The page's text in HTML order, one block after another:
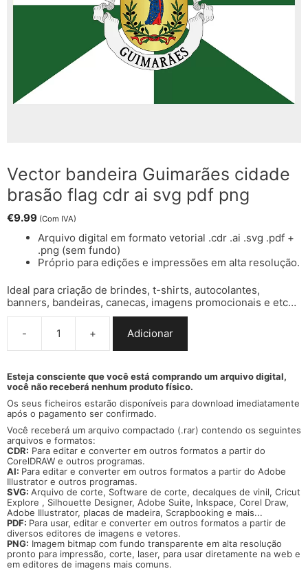
Vector bandeira Guimarães cidade
brasão flag cdr ai svg pdf png
€9.99 (Com IVA)
Arquivo digital em formato vetorial .cdr .ai .svg .pdf +
.png (sem fundo)
Próprio para edições e impressões em alta resolução.
Ideal para criação de brindes, t-shirts, autocolantes,
banners, bandeiras, canecas, imagens promocionais e etc…
-
Quantidade
de
bandeira
Guimarães
cidade
brasão
cdr
ai
svg
pdf
png
+ Adicionar
Esteja consciente que você está comprando um arquivo digital,
você não receberá nenhum produto físico.
Os seus ficheiros estarão disponíveis para download imediatamente
após o pagamento ser confirmado.
Você receberá um arquivo compactado (.rar) contendo os seguintes
arquivos e formatos:
CDR: Para editar e converter em outros formatos a partir do
CorelDRAW e outros programas.
AI: Para editar e converter em outros formatos a partir do Adobe
Illustrator e outros programas.
SVG: Arquivo de corte, Software de corte, decalques de vinil, Cricut
Explore , Silhouette Designer, Adobe Suite, Inkspace, Corel Draw,
Adobe Illustrator, placas de madeira, Scrapbooking e mais...
PDF: Para usar, editar e converter em outros formatos a partir de
diversos editores de imagens e vetores.
PNG: Imagem bitmap com fundo transparente em alta resolução
pronto para impressão, corte, laser, para usar diretamente na web e
em editores de imagens mais comuns.